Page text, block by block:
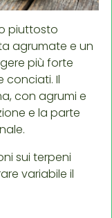
piuttosto
agrumate e un
più forte
conciati. Il
con agrumi e
e la parte
sui terpeni
variabile il